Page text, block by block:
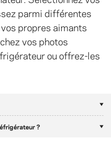
parmi différentes
propres aimants
vos photos
ou offrez-les
?